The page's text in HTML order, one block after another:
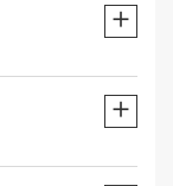
＋
＋